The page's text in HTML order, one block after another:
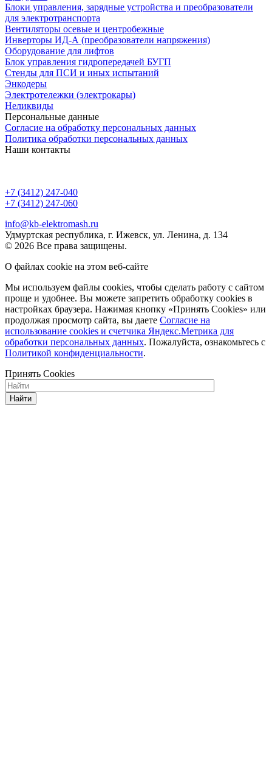
Блоки управления, зарядные устройства и преобразователи
для электротранспорта
Вентиляторы осевые и центробежные
Инверторы ИД-А (преобразователи напряжения)
Оборудование для лифтов
Блок управления гидропередачей БУГП
Стенды для ПСИ и иных испытаний
Энкодеры
Электротележки (электрокары)
Неликвиды
Персональные данные
Согласие на обработку персональных данных
Политика обработки персональных данных
Наши контакты
+7 (3412) 247-040
+7 (3412) 247-060
info@kb-elektromash.ru
Удмуртская республика, г. Ижевск, ул. Ленина, д. 134
© 2026 Все права защищены.
О файлах cookie на этом веб-сайте
Мы используем файлы cookies, чтобы сделать работу с сайтом
проще и удобнее. Вы можете запретить обработку сookies в
настройках браузера. Нажимая кнопку «Принять Cookies» или
продолжая просмотр сайта, вы даете Cогласие на
использование cookies и счетчика Яндекс.Метрика для
обработки персональных данных. Пожалуйста, ознакомьтесь с
Политикой конфиденциальности.
Принять Cookies
Найти